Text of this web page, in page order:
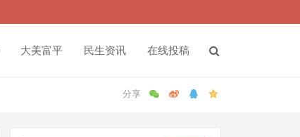
大美富平 民生资讯 在线投稿